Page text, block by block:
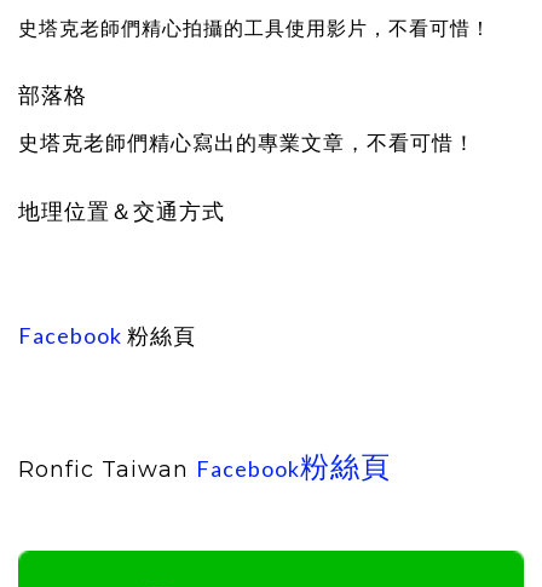
史塔克老師們精心拍攝的工具使用影片，不看可惜！
部落格
史塔克老師們精心寫出的專業文章，不看可惜！
地理位置＆交通方式
Facebook 粉絲頁
Ronfic Taiwan Facebook粉絲頁